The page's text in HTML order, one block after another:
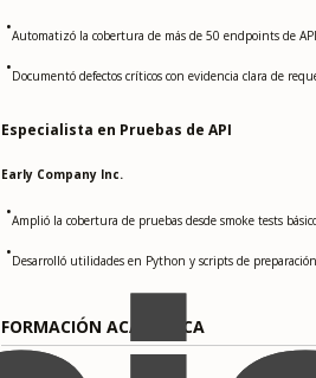
•Automatizó la cobertura de más de 50 endpoints de
•Documentó defectos críticos con evidencia clara de
Especialista en Pruebas de API
Early Company Inc.
•Amplió la cobertura de pruebas desde smoke tests
•Desarrolló utilidades en Python y scripts de
FORMACIÓN ACADÉMICA